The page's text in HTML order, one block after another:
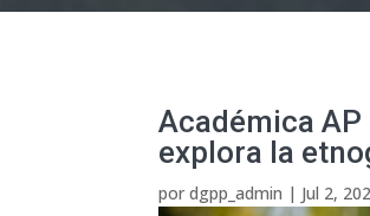
Académica
explora la
pordgpp_admin | Jul 2,